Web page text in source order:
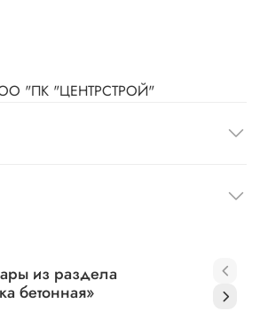
"ПК "ЦЕНТРСТРОЙ"
из раздела
бетонная»